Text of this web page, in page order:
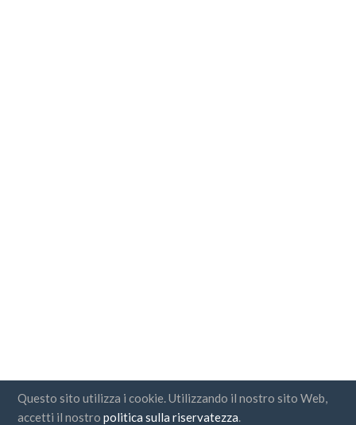
Questo sito utilizza i cookie. Utilizzando il nostro sito Web,
accetti il nostropolitica sulla riservatezza